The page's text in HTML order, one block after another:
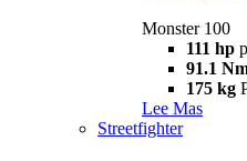
Monster 100
111 hp
91.1
175 kg
Lee Mas
Streetfighter